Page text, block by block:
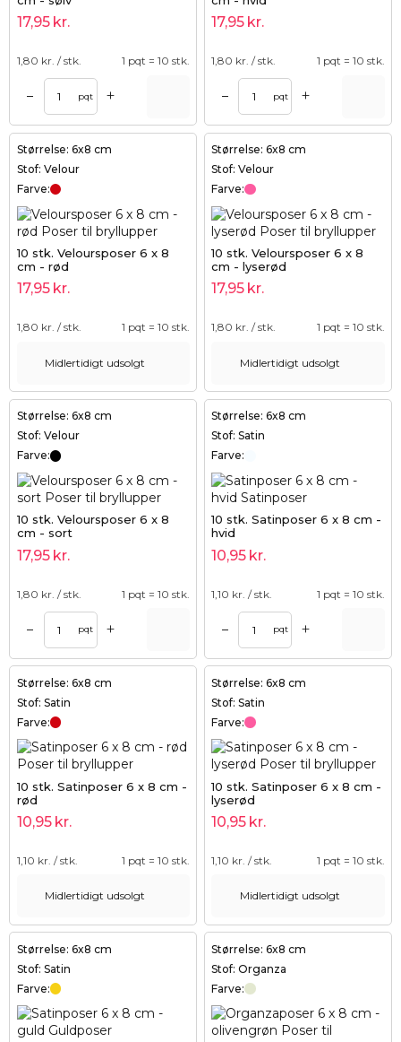
17,95 kr.
1,80 kr. / stk. 1 pqt = 10 stk.
– pqt +
17,95 kr.
1,80 kr. / stk. 1 pqt = 10 stk.
– pqt +
Størrelse: 6x8 cm
Stof: Velour
Farve:
10 stk. Veloursposer 6 x 8
cm - rød
17,95 kr.
1,80 kr. / stk. 1 pqt = 10 stk.
Midlertidigt udsolgt
Størrelse: 6x8 cm
Stof: Velour
Farve:
10 stk. Veloursposer 6 x 8
cm - lyserød
17,95 kr.
1,80 kr. / stk. 1 pqt = 10 stk.
Midlertidigt udsolgt
Størrelse: 6x8 cm
Stof: Velour
Farve:
10 stk. Veloursposer 6 x 8
cm - sort
17,95 kr.
1,80 kr. / stk. 1 pqt = 10 stk.
– pqt +
Størrelse: 6x8 cm
Stof: Satin
Farve:
10 stk. Satinposer 6 x 8 cm -
hvid
10,95 kr.
1,10 kr. / stk. 1 pqt = 10 stk.
– pqt +
Størrelse: 6x8 cm
Stof: Satin
Farve:
10 stk. Satinposer 6 x 8 cm -
rød
10,95 kr.
1,10 kr. / stk. 1 pqt = 10 stk.
Midlertidigt udsolgt
Størrelse: 6x8 cm
Stof: Satin
Farve:
10 stk. Satinposer 6 x 8 cm -
lyserød
10,95 kr.
1,10 kr. / stk. 1 pqt = 10 stk.
Midlertidigt udsolgt
Størrelse: 6x8 cm
Stof: Satin
Farve:
Størrelse: 6x8 cm
Stof: Organza
Farve: